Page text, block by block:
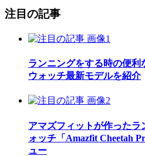
注目の記事
ランニングをする時の便利
ウォッチ最新モデルを紹介
アマズフィットが作った
ォッチ「Amazfit Cheetah
ュー